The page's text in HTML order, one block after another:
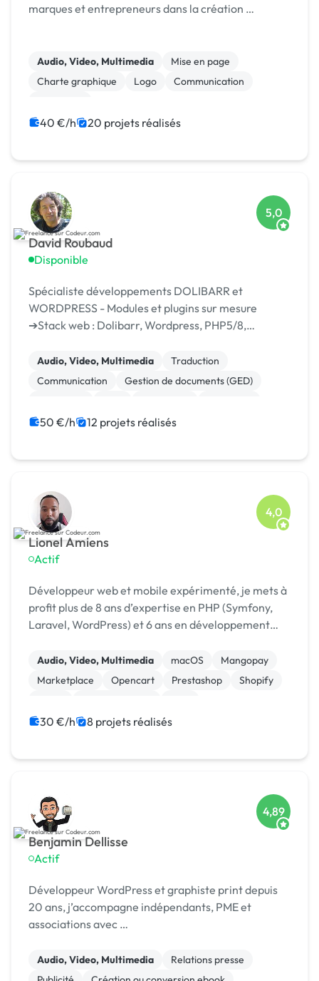
marques et entrepreneurs dans la création …
Audio, Video, Multimedia
Mise en page
Charte graphique
Logo
Communication
40 €/h 20 projets réalisés
David Roubaud
Disponible
5,0
Spécialiste développements DOLIBARR et
WORDPRESS - Modules et plugins sur mesure
➔Stack web : Dolibarr, Wordpress, PHP5/8,
API Rest, ➔Expert VBA Excel ➔Autres compétences
: Ingénierie m...
Audio, Video, Multimedia
Traduction
Communication
Gestion de documents (GED)
Relecture, correction
Création de site internet
50 €/h 12 projets réalisés
Lionel Amiens
Actif
4,0
Développeur web et mobile expérimenté, je mets à
profit plus de 8 ans d’expertise en PHP (Symfony,
Laravel, WordPress) et 6 ans en développement
aussi bien la conception d’architectures robustes
q...
Audio, Video, Multimedia macOS
Mangopay
Marketplace
Opencart Prestashop
Shopify
30 €/h 8 projets réalisés
Benjamin Dellisse
Actif
4,89
Développeur WordPress et graphiste print depuis
20 ans, j’accompagne indépendants, PME et
associations avec …
Audio, Video, Multimedia
Relations presse